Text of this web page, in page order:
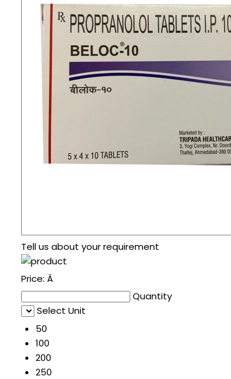
Tell us about your requirement
Price: Â
Quantity
Select Unit
50
100
200
250